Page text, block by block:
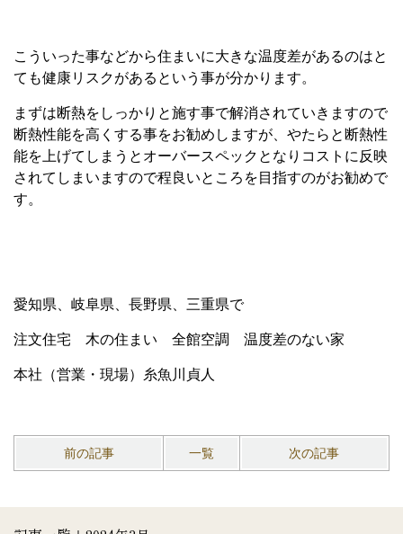
こういった事などから住まいに大きな温度差があるのはと
ても健康リスクがあるという事が分かります。
まずは断熱をしっかりと施す事で解消されていきますので
断熱性能を高くする事をお勧めしますが、やたらと断熱性
能を上げてしまうとオーバースペックとなりコストに反映
されてしまいますので程良いところを目指すのがお勧めで
す。
愛知県、岐阜県、長野県、三重県で
注文住宅 木の住まい 全館空調 温度差のない家
本社（営業・現場）糸魚川貞人
前の記事 一覧 次の記事